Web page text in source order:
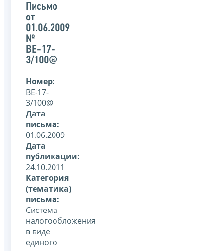
органом
письма
Письмо
от
01.06.2009
№
ВЕ-17-
3/100@
Номер:
ВЕ-17-
3/100@
Дата
письма:
01.06.2009
Дата
публикации:
24.10.2011
Категория
(тематика)
письма:
Система
налогообложения
в виде
единого